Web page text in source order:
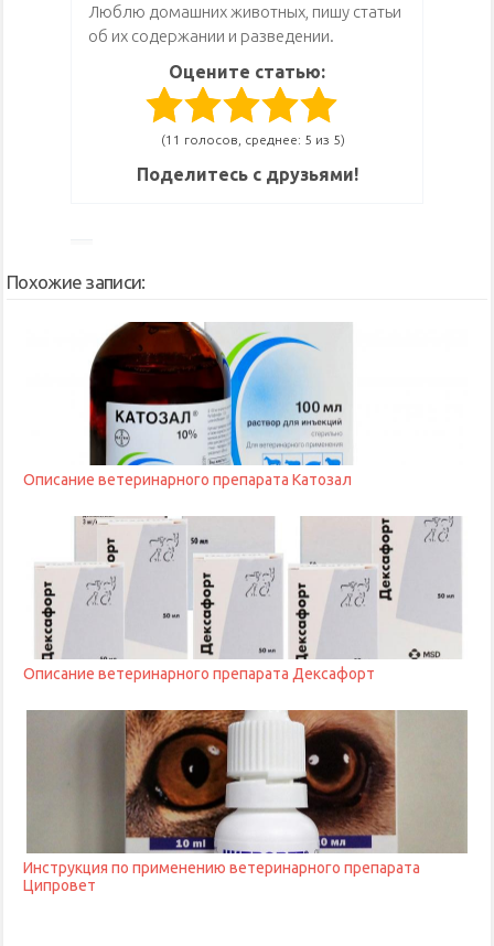
Люблю домашних животных, пишу статьи
об их содержании и разведении.
Оцените статью:
(11 голосов, среднее: 5 из 5)
Поделитесь с друзьями!
Похожие записи:
Описание ветеринарного препарата Катозал
Описание ветеринарного препарата Дексафорт
Инструкция по применению ветеринарного препарата
Ципровет